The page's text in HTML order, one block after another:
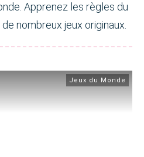
Apprenez les règles du
nombreux jeux originaux.
Jeux du Monde